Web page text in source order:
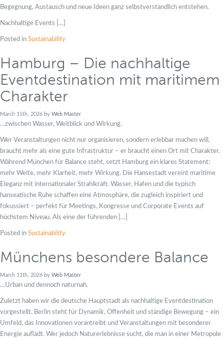
Begegnung, Austausch und neue Ideen ganz selbstverständlich entstehen.
Nachhaltige Events […]
Posted in Sustainability
Hamburg – Die nachhaltige
Eventdestination mit maritimem
Charakter
March 15th, 2026 by Web Master
…zwischen Wasser, Weitblick und Wirkung.
Wer Veranstaltungen nicht nur organisieren, sondern erlebbar machen will,
braucht mehr als eine gute Infrastruktur – er braucht einen Ort mit Charakter.
Während München für Balance steht, setzt Hamburg ein klares Statement:
mehr Weite, mehr Klarheit, mehr Wirkung. Die Hansestadt vereint maritime
Eleganz mit internationaler Strahlkraft. Wasser, Hafen und die typisch
hanseatische Ruhe schaffen eine Atmosphäre, die zugleich inspiriert und
fokussiert – perfekt für Meetings, Kongresse und Corporate Events auf
höchstem Niveau. Als eine der führenden […]
Posted in Sustainability
Münchens besondere Balance
March 11th, 2026 by Web Master
…Urban und dennoch naturnah.
Zuletzt haben wir die deutsche Hauptstadt als nachhaltige Eventdestination
vorgestellt. Berlin steht für Dynamik, Offenheit und ständige Bewegung – ein
Umfeld, das Innovationen vorantreibt und Veranstaltungen mit besonderer
Energie auflädt. Wer jedoch Naturerlebnisse sucht, die man in einer Metropole